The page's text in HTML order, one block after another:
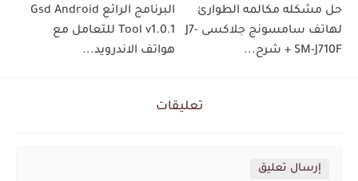
حل مشكله مكالمه الطوارئ
لهاتف سامسونج جلاكسى J7-
SM-J710F + شرح...
البرنامج الرائع Gsd Android
Tool v1.0.1 للتعامل مع
هواتف الاندرويد...
تعليقات
إرسال تعليق